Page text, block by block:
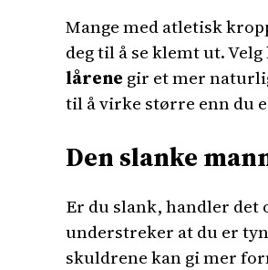
Mange med atletisk
deg til å se klemt ut.
lårene gir et mer
til å virke større enn du
Den slanke
Er du slank, handler det
understreker at du er
skuldrene kan gi mer